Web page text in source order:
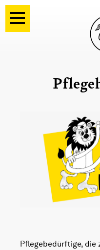
Pflegebedürftige, die